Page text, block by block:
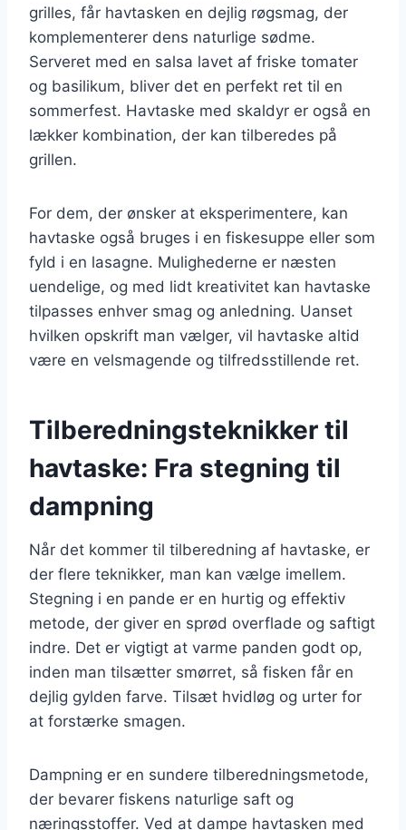
grilles, får havtasken en dejlig røgsmag, der
komplementerer dens naturlige sødme.
Serveret med en salsa lavet af friske tomater
og basilikum, bliver det en perfekt ret til en
sommerfest. Havtaske med skaldyr er også en
lækker kombination, der kan tilberedes på
grillen.
For dem, der ønsker at eksperimentere, kan
havtaske også bruges i en fiskesuppe eller som
fyld i en lasagne. Mulighederne er næsten
uendelige, og med lidt kreativitet kan havtaske
tilpasses enhver smag og anledning. Uanset
hvilken opskrift man vælger, vil havtaske altid
være en velsmagende og tilfredsstillende ret.
Tilberedningsteknikker til
havtaske: Fra stegning til
dampning
Når det kommer til tilberedning af havtaske, er
der flere teknikker, man kan vælge imellem.
Stegning i en pande er en hurtig og effektiv
metode, der giver en sprød overflade og saftigt
indre. Det er vigtigt at varme panden godt op,
inden man tilsætter smørret, så fisken får en
dejlig gylden farve. Tilsæt hvidløg og urter for
at forstærke smagen.
Dampning er en sundere tilberedningsmetode,
der bevarer fiskens naturlige saft og
næringsstoffer. Ved at dampe havtasken med